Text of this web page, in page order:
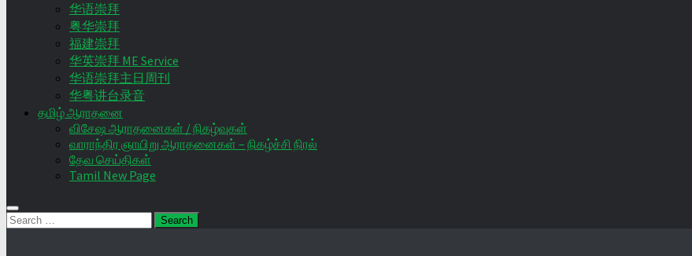
华语崇拜
粤华崇拜
福建崇拜
华英崇拜 ME Service
华语崇拜主日周刊
华粤讲台录音
தமிழ் ஆராதனை
விசேஷ ஆராதனைகள் / நிகழ்வுகள்
வாராந்திர ஞாயிறு ஆராதனைகள் – நிகழ்ச்சி நிரல்
தேவ செய்திகள்
Tamil New Page
Search